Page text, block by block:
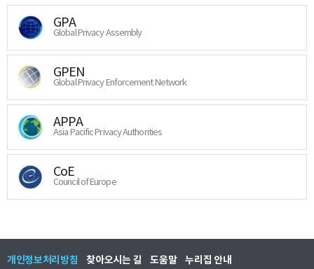
GPA
Global Privacy Assembly
GPEN
Global Privacy Enforcement Network
APPA
Asia Pacific Privacy Authorities
CoE
Council of Europe
개인정보처리방침 찾아오시는 길 도움말 누리집 안내